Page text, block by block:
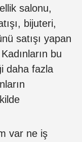
salonu,
bijuteri,
satışı yapan
bu
daha fazla
var ne iş